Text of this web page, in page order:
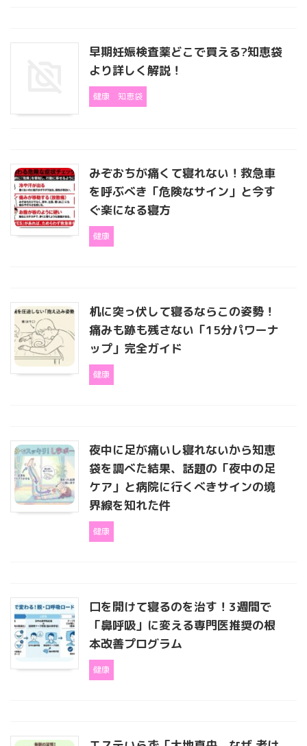
早期妊娠検査薬どこで買える?知恵袋
より詳しく解説！
健康 知恵袋
みぞおちが痛くて寝れない！救急車
を呼ぶべき「危険なサイン」と今す
ぐ楽になる寝方
健康
机に突っ伏して寝るならこの姿勢！
痛みも跡も残さない「15分パワーナ
ップ」完全ガイド
健康
夜中に足が痛いし寝れないから知恵
袋を調べた結果、話題の「夜中の足
ケア」と病院に行くべきサインの境
界線を知れた件
健康
口を開けて寝るのを治す！3週間で
「鼻呼吸」に変える専門医推奨の根
本改善プログラム
健康